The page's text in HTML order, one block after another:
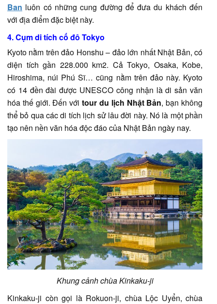
Ban luôn có những cung đường để đưa du khách đến
với địa điểm đặc biệt này.
4. Cụm di tích cố đô Tokyo
Kyoto nằm trên đảo Honshu – đảo lớn nhất Nhật Bản, có
diện tích gần 228.000 km2. Cả Tokyo, Osaka, Kobe,
Hiroshima, núi Phú Sĩ… cũng nằm trên đảo này. Kyoto
có 14 đền đài được UNESCO công nhận là di sản văn
hóa thế giới. Đến vớitour du lịch Nhật Bản, bạn không
thể bỏ qua các di tích lịch sử lâu đời này. Nó là một phần
tạo nên nền văn hóa độc đáo của Nhật Bản ngày nay.
Khung cảnh chùa Kinkaku-ji
Kinkaku-ji còn gọi là Rokuon-ji, chùa Lộc Uyển, chùa